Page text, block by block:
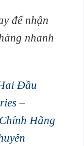
để nhận
nhanh
Đầu
–
Hãng